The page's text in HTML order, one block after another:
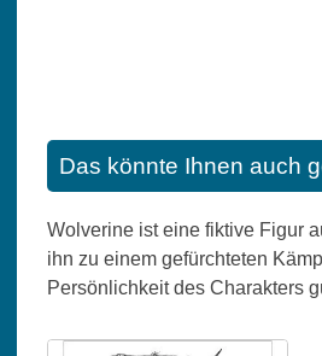
Das könnte Ihnen auch
Wolverine ist eine fiktive Figur
ihn zu einem gefürchteten
Persönlichkeit des Charakters